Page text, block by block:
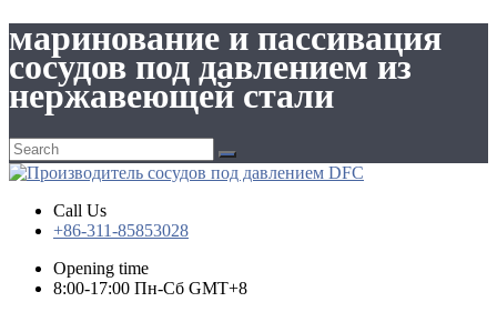
маринование и пассивация
сосудов под давлением из
нержавеющей стали
Call Us
+86-311-85853028
Opening time
8:00-17:00 Пн-Сб GMT+8